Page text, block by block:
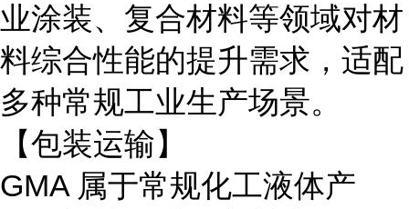
业涂装、复合材料等领域对材
料综合性能的提升需求，适配
多种常规工业生产场景。
【包装运输】
GMA 属于常规化工液体产